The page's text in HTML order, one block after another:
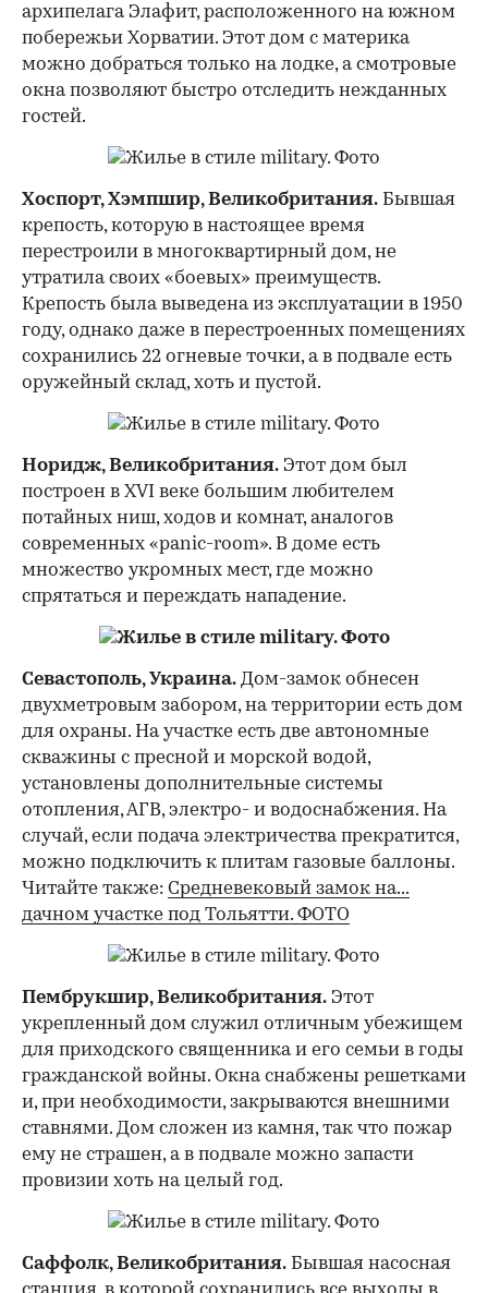
архипелага Элафит, расположенного на южном
побережьи Хорватии. Этот дом с материка
можно добраться только на лодке, а смотровые
окна позволяют быстро отследить нежданных
гостей.
Хоспорт, Хэмпшир, Великобритания. Бывшая
крепость, которую в настоящее время
перестроили в многоквартирный дом, не
утратила своих «боевых» преимуществ.
Крепость была выведена из эксплуатации в 1950
году, однако даже в перестроенных помещениях
сохранились 22 огневые точки, а в подвале есть
оружейный склад, хоть и пустой.
Норидж, Великобритания. Этот дом был
построен в XVI веке большим любителем
потайных ниш, ходов и комнат, аналогов
современных «panic-room». В доме есть
множество укромных мест, где можно
спрятаться и переждать нападение.
Севастополь, Украина. Дом-замок обнесен
двухметровым забором, на территории есть дом
для охраны. На участке есть две автономные
скважины с пресной и морской водой,
установлены дополнительные системы
отопления, АГВ, электро- и водоснабжения. На
случай, если подача электричества прекратится,
можно подключить к плитам газовые баллоны.
Читайте также: Средневековый замок на...
дачном участке под Тольятти. ФОТО
Пембрукшир, Великобритания. Этот
укрепленный дом служил отличным убежищем
для приходского священника и его семьи в годы
гражданской войны. Окна снабжены решетками
и, при необходимости, закрываются внешними
ставнями. Дом сложен из камня, так что пожар
ему не страшен, а в подвале можно запасти
провизии хоть на целый год.
Саффолк, Великобритания. Бывшая насосная